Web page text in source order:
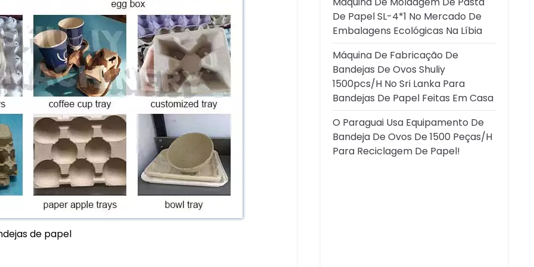
de papel
De Papel SL-4*1 No Mercado De
Embalagens Ecológicas Na Líbia
Máquina De Fabricação De
Bandejas De Ovos Shuliy
1500pcs/h No Sri Lanka Para
Bandejas De Papel Feitas Em Casa
O Paraguai Usa Equipamento De
Bandeja De Ovos De 1500 Peças/h
Para Reciclagem De Papel!